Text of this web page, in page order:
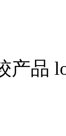
产品